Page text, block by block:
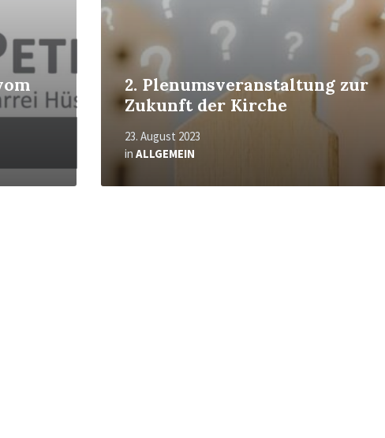
2. Plenumsveranstaltung zur
Zukunft der Kirche
23. August 2023
in ALLGEMEIN